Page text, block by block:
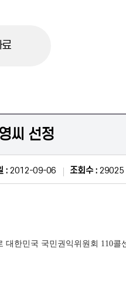
씨 선정
: 2012-09-06 조회수 : 29025
한민국 국민권익위원회 110콜